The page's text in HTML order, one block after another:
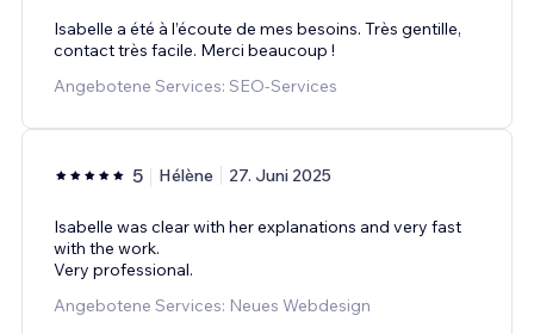
Isabelle a été à l’écoute de mes besoins. Très gentille,
contact très facile. Merci beaucoup !
Angebotene Services: SEO-Services
5 Hélène 27. Juni 2025
Isabelle was clear with her explanations and very fast
with the work.
Very professional.
Angebotene Services: Neues Webdesign